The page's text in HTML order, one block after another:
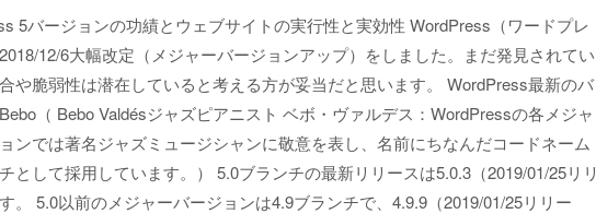
5バージョンの功績とウェブサイトの実行性と実効性 WordPress（ワードプレ
12/6大幅改定（メジャーバージョンアップ）をしました。まだ発見されてい
や脆弱性は潜在していると考える方が妥当だと思います。 WordPress最新のバ
（ Bebo Valdésジャズピアニスト ベボ・ヴァルデス：WordPressの各メジャ
ンでは著名ジャズミュージシャンに敬意を表し、名前にちなんだコードネーム
として採用しています。） 5.0ブランチの最新リリースは5.0.3（2019/01/25リリ
。 5.0以前のメジャーバージョンは4.9ブランチで、4.9.9（2019/01/25リリー